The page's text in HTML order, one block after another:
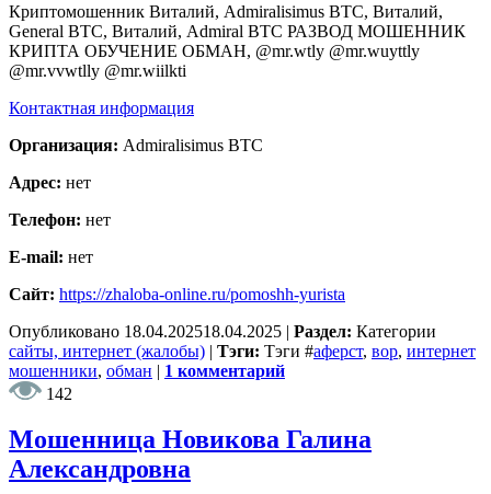
Криптомошенник Виталий, Admiralisimus BTC, Виталий,
General BTC, Виталий, Admiral BTC РАЗВОД МОШЕННИК
КРИПТА ОБУЧЕНИЕ ОБМАН, @mr.wtly @mr.wuyttly
@mr.vvwtlly @mr.wiilkti
Контактная информация
Организация: Admiralisimus BTC
Адрес: нет
Телефон: нет
E-mail: нет
Сайт: https://zhaloba-online.ru/pomoshh-yurista
Опубликовано 18.04.202518.04.2025 | Раздел: Категории
сайты, интернет (жалобы) | Тэги: Тэги #аферст, вор, интернет
мошенники, обман | 1 комментарий
142
Мошенница Новикова Галина
Александровна